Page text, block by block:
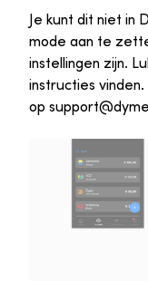
Je kunt dit niet in
mode aan te
instellingen zijn.
instructies
op